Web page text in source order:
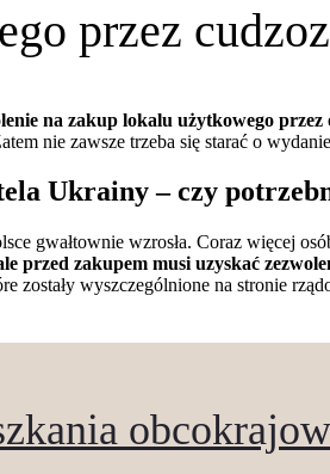
przez
na zakup lokalu użytkowego
nie zawsze trzeba się starać o
Ukrainy – czy
gwałtownie wzrosła. Coraz więcej
przed zakupem musi uzyskać
zostały wyszczególnione na stronie